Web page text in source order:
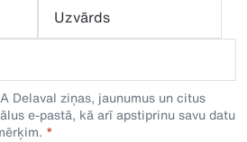
Uzvārds
Delaval ziņas, jaunumus un citus
e-pastā, kā arī apstiprinu savu datu